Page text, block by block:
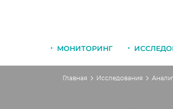
МОНИТОРИНГ
Главная Исследования